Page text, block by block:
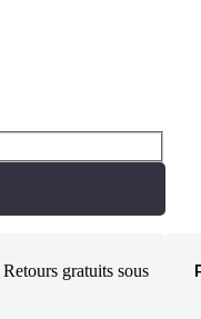
Retours gratuits sous